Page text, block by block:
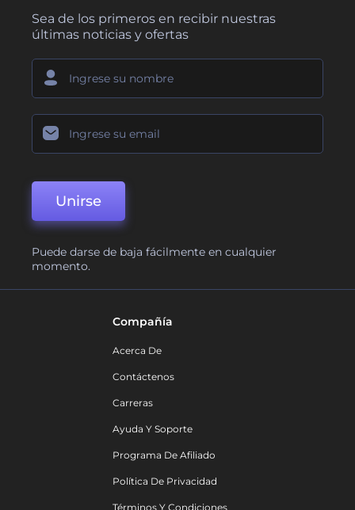
Sea de los primeros en recibir nuestras
últimas noticias y ofertas
Unirse
Puede darse de baja fácilmente en cualquier
momento.
Compañía
Acerca De
Contáctenos
Carreras
Ayuda Y Soporte
Programa De Afiliado
Política De Privacidad
Términos Y Condiciones